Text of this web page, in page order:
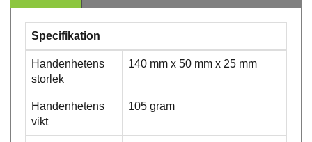
Specifikation
Handenhetens
storlek
140 mm x 50 mm x 25 mm
Handenhetens
vikt
105 gram